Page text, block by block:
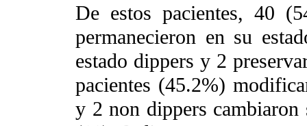
De estos pacientes, 40
permanecieron en su
estado dippers y 2
pacientes (45.2%)
y 2 non dippers cambiaron